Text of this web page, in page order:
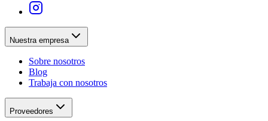
Nuestra empresa
Sobre nosotros
Blog
Trabaja con nosotros
Proveedores